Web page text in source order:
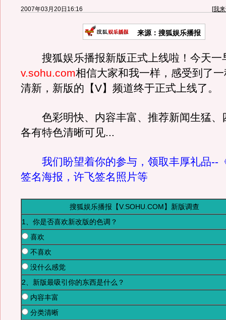
2007年03月20日16:16 [我
来源：搜狐娱乐播报
搜狐娱乐播报新版正式上线啦！今天一
v.sohu.com相信大家和我一样，感受到了
清新，新版的【V】频道终于正式上线了。
色彩明快、内容丰富、推荐新闻生猛、
各有特色清晰可见...
我们盼望着你的参与，领取丰厚礼品--
签名海报，许飞签名照片等
搜狐娱乐播报【V.SOHU.COM】新版调查
1、你是否喜欢新改版的色调？
喜欢
不喜欢
没什么感觉
2、新版最吸引你的东西是什么？
内容丰富
分类清晰